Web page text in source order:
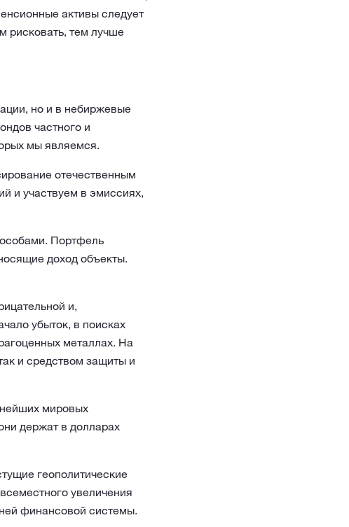
активы следует
рисковать, тем лучше
но и в небиржевые
частного и
мы являемся.
отечественным
и участвуем в эмиссиях,
Портфель
доход объекты.
и,
убыток, в поисках
металлах. На
и средством защиты и
мировых
держат в долларах
геополитические
увеличения
финансовой системы.